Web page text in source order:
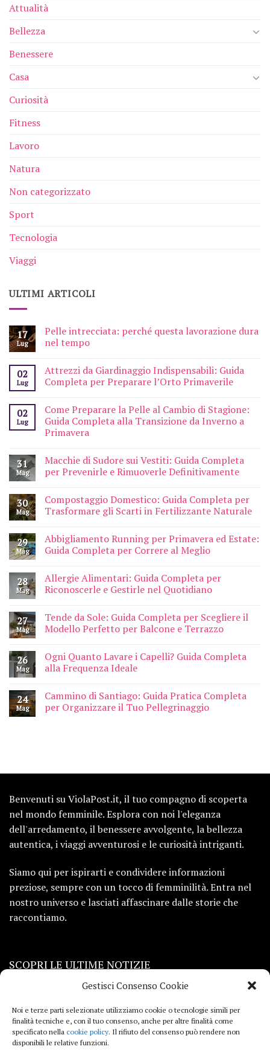
Gestisci Consenso Cookie
Noi e terze parti selezionate utilizziamo cookie o tecnologie simili per
finalità tecniche e, con il tuo consenso, anche per altre finalità come
specificato nella cookie policy. Il rifiuto del consenso può rendere non
disponibili le relative funzioni.
Attualità
Bellezza
Benessere
Casa
Curiosità
Fitness
Lavoro
Natura
Non categorizzato
Sport
Tecnologia
Viaggi
ULTIMI ARTICOLI
17
Lug
Pelle intrecciata: perché questa lavorazione dura
nel tempo
02
Lug
Attrezzi da Giardinaggio Indispensabili: Guida
Completa per Preparare l’Orto Primaverile
02
Lug
Come Preparare la Pelle al Cambio di Stagione:
Guida Completa alla Transizione da Inverno a
Primavera
31
Mag
Macchie di Sudore sui Vestiti: Guida Completa
per Prevenirle e Rimuoverle Definitivamente
30
Mag
Compostaggio Domestico: Guida Completa per
Trasformare gli Scarti in Fertilizzante Naturale
29
Mag
Abbigliamento Running per Primavera ed Estate:
Guida Completa per Correre al Meglio
28
Mag
Allergie Alimentari: Guida Completa per
Riconoscerle e Gestirle nel Quotidiano
27
Mag
Tende da Sole: Guida Completa per Scegliere il
Modello Perfetto per Balcone e Terrazzo
26
Mag
Ogni Quanto Lavare i Capelli? Guida Completa
alla Frequenza Ideale
24
Mag
Cammino di Santiago: Guida Pratica Completa
per Organizzare il Tuo Pellegrinaggio
Benvenuti su ViolaPost.it, il tuo compagno di scoperta
nel mondo femminile. Esplora con noi l'eleganza
dell'arredamento, il benessere avvolgente, la bellezza
autentica, i viaggi avventurosi e le curiosità intriganti.
Siamo qui per ispirarti e condividere informazioni
preziose, sempre con un tocco di femminilità. Entra nel
nostro universo e lasciati affascinare dalle storie che
raccontiamo.
SCOPRI LE ULTIME NOTIZIE
Viaggi
Beauty e benessere